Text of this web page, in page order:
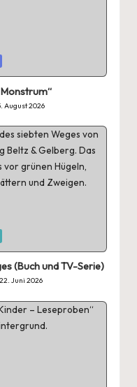
August 2026
(Buch und TV-Serie)
22. Juni 2026